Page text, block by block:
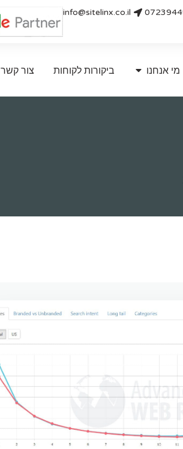
info@sitelinx.co.il
מי אנחנו ביקורות לקוחות צור קשר